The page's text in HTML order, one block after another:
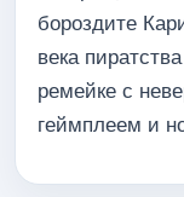
бороздите
века
ремейке с
геймплеем и